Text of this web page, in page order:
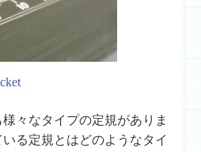
々なタイプの定規がありま
る定規とはどのようなタイ